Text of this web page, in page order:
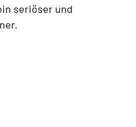
seriöser und